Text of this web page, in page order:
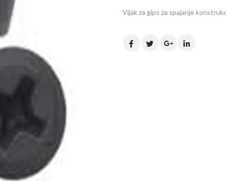
Vijak za gips za spajanje